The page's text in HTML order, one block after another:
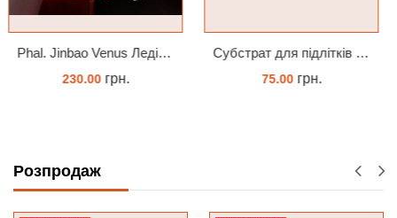
Phal. Jinbao Venus Леді Мармелад 1.7 (торфстакан) Субстрат для підлітків орхідей 2л
75.00 104.00
Розпродаж